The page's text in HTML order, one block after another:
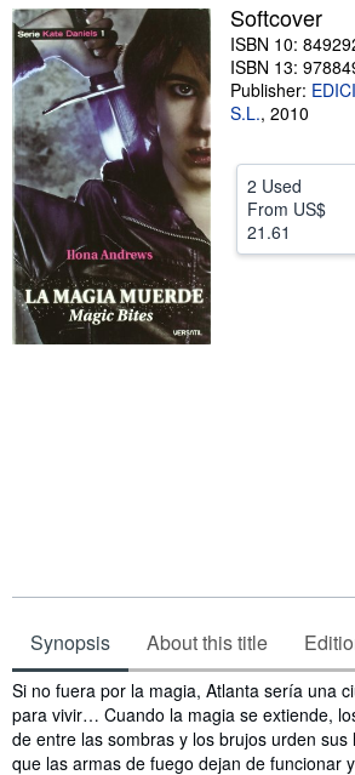
Sellers
Start Selling
Help
Softcover
ISBN 10:
ISBN 13:
Publisher:
S.L., 2010
2 Used
From US$
21.61
Synopsis About this title
Synopsis
Si no fuera por la magia, Atlanta sería una
para vivir… Cuando la magia se extiende,
de entre las sombras y los brujos urden sus
que las armas de fuego dejan de funcionar